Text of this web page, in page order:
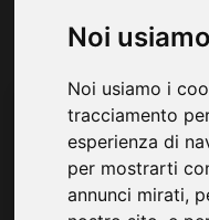
Noi
Noi usiamo i
tracciamento
esperienza di
per mostrarti
annunci mirati,